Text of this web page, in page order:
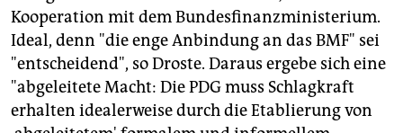
Kooperation mit dem Bundesfinanzministerium.
Ideal, denn "die enge Anbindung an das BMF" sei
"entscheidend", so Droste. Daraus ergebe sich eine
"abgeleitete Macht: Die PDG muss Schlagkraft
erhalten idealerweise durch die Etablierung von